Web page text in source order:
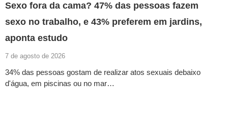
Sexo fora da cama? 47% das pessoas fazem
sexo no trabalho, e 43% preferem em jardins,
aponta estudo
7 de agosto de 2026
34% das pessoas gostam de realizar atos sexuais debaixo
d'água, em piscinas ou no mar…